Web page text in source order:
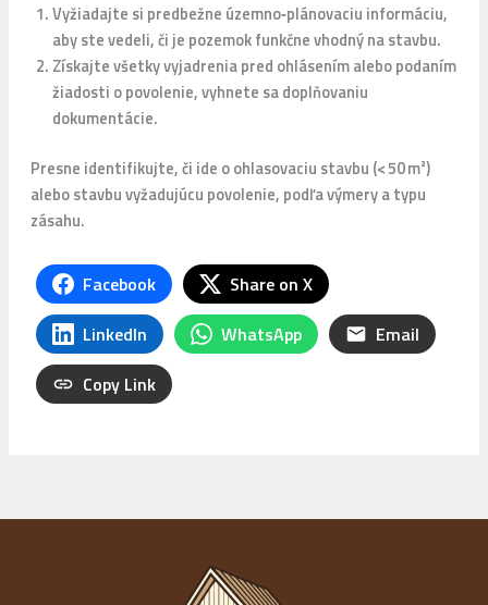
Vyžiadajte si predbežne územno‑plánovaciu informáciu,
aby ste vedeli, či je pozemok funkčne vhodný na stavbu.
Získajte všetky vyjadrenia pred ohlásením alebo podaním
žiadosti o povolenie, vyhnete sa doplňovaniu
dokumentácie.
Presne identifikujte, či ide o ohlasovaciu stavbu (< 50 m²)
alebo stavbu vyžadujúcu povolenie, podľa výmery a typu
zásahu.
Facebook
Share on X
LinkedIn
WhatsApp
Email
Copy Link